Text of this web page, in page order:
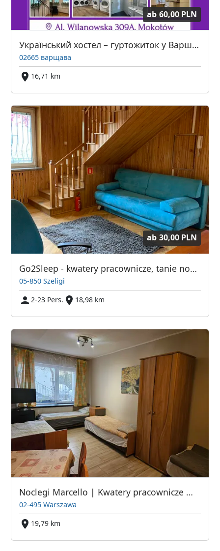
ab 60,00 PLN
Український хостел – гуртожиток у Варшаві
02665 варщава
16,71 km
ab 30,00 PLN
Go2Sleep - kwatery pracownicze, tanie noclegi dla pracowników Szeligi, Warszawa
05-850 Szeligi
2-23 Pers.
18,98 km
Noclegi Marcello | Kwatery pracownicze Warszawa
02-495 Warszawa
19,79 km